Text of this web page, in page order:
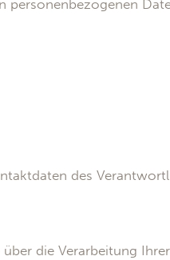
personenbezogenen
des
die Verarbeitung